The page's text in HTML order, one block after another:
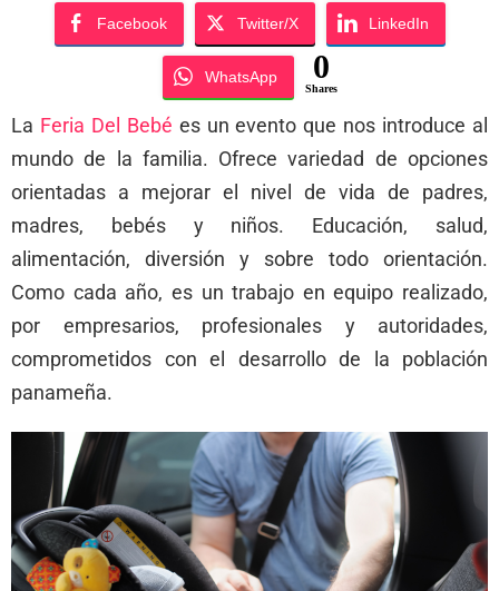
Facebook Twitter/X LinkedIn
WhatsApp 0
Shares
La Feria Del Bebé es un evento que nos introduce al
mundo de la familia. Ofrece variedad de opciones
orientadas a mejorar el nivel de vida de padres,
madres, bebés y niños. Educación, salud,
alimentación, diversión y sobre todo orientación.
Como cada año, es un trabajo en equipo realizado,
por empresarios, profesionales y autoridades,
comprometidos con el desarrollo de la población
panameña.